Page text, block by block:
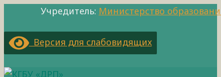
Учредитель: Министерство
Версия для слабовидящих